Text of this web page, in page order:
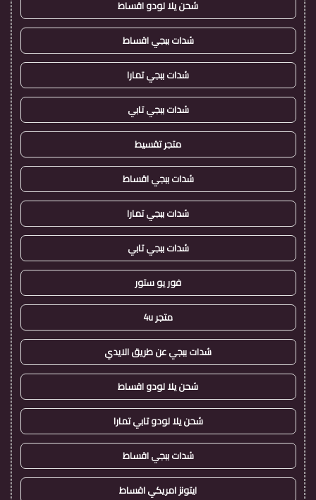
شحن يلا لودو اقساط
شدات ببجي اقساط
شدات ببجي تمارا
شدات ببجي تابي
متجر تقسيط
شدات ببجي اقساط
شدات ببجي تمارا
شدات ببجي تابي
فور يو ستور
متجر 4u
شدات ببجي عن طريق الايدي
شحن يلا لودو اقساط
شحن يلا لودو تابي تمارا
شدات ببجي اقساط
ايتونز امريكي اقساط